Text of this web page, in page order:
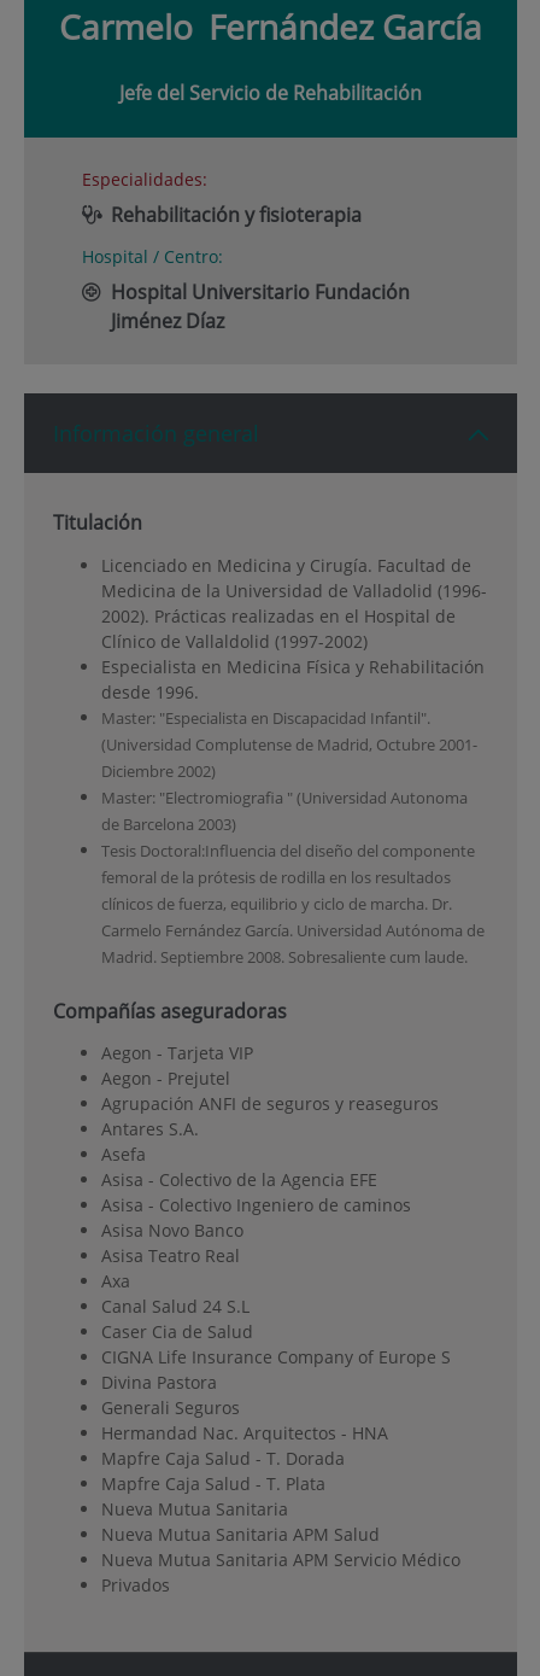
Carmelo Fernández García
Jefe del Servicio de Rehabilitación
Especialidades:
Rehabilitación y fisioterapia
Hospital / Centro:
Hospital Universitario Fundación
Jiménez Díaz
Información general
Titulación
Licenciado en Medicina y Cirugía. Facultad de
Medicina de la Universidad de Valladolid (1996-
2002). Prácticas realizadas en el Hospital de
Clínico de Vallaldolid (1997-2002)
Especialista en Medicina Física y Rehabilitación
desde 1996.
Master: "Especialista en Discapacidad Infantil".
(Universidad Complutense de Madrid, Octubre 2001-
Diciembre 2002)
Master: "Electromiografia " (Universidad Autonoma
de Barcelona 2003)
Tesis Doctoral:Influencia del diseño del componente
femoral de la prótesis de rodilla en los resultados
clínicos de fuerza, equilibrio y ciclo de marcha. Dr.
Carmelo Fernández García. Universidad Autónoma de
Madrid. Septiembre 2008. Sobresaliente cum laude.
Compañías aseguradoras
Aegon - Tarjeta VIP
Aegon - Prejutel
Agrupación ANFI de seguros y reaseguros
Antares S.A.
Asefa
Asisa - Colectivo de la Agencia EFE
Asisa - Colectivo Ingeniero de caminos
Asisa Novo Banco
Asisa Teatro Real
Axa
Canal Salud 24 S.L
Caser Cia de Salud
CIGNA Life Insurance Company of Europe S
Divina Pastora
Generali Seguros
Hermandad Nac. Arquitectos - HNA
Mapfre Caja Salud - T. Dorada
Mapfre Caja Salud - T. Plata
Nueva Mutua Sanitaria
Nueva Mutua Sanitaria APM Salud
Nueva Mutua Sanitaria APM Servicio Médico
Privados